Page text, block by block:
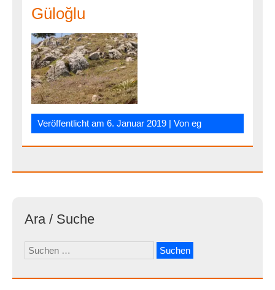
Güloğlu
Veröffentlicht am6. Januar 2019 | Voneg
Ara / Suche
Suchen
nach: